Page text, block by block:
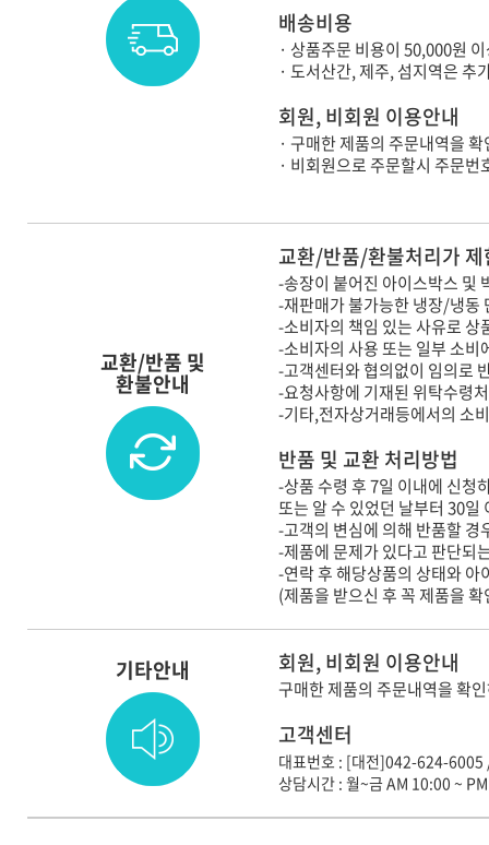
배송비용
· 상품주문 비용이 50,000원
· 도서산간, 제주, 섬지역은
회원, 비회원 이용안내
· 구매한 제품의 주문내역을
· 비회원으로 주문할시 주문
교환/반품 및
환불안내
교환/반품/환불처리가
-송장이 붙어진 아이스박스 및
-재판매가 불가능한 냉장/냉동
-소비자의 책임 있는 사유로 상
-소비자의 사용 또는 일부 소비
-고객센터와 협의없이 임의로
-요청사항에 기재된 위탁수령
-기타,전자상거래등에서의 소
반품 및 교환 처리방법
-상품 수령 후 7일 이내에 신청
또는 알 수 있었던 날부터 30
-고객의 변심에 의해 반품할
-제품에 문제가 있다고 판단되
-연락 후 해당상품의 상태와
(제품을 받으신 후 꼭 제품을
기타안내 회원, 비회원 이용안내
구매한 제품의 주문내역을 확
고객센터
대표번호 : [대전]042-624-
상담시간 : 월~금 AM 10:00 ~